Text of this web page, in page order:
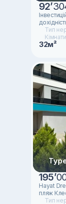
92’
Тип
32м²
195’
Hayat
пляж
Тип